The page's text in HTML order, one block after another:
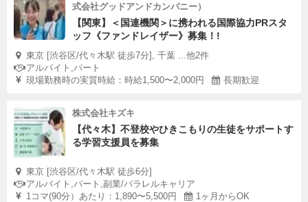
式会社グッドアンドカンパニー）
【関東】＜国連機関＞に携われる国際協力PRスタ
ッフ《ファンドレイザー》募集！!
東京 [渋谷区/代々木駅 徒歩7分], 千葉 ...他2件
アルバイト,パート
現場勤務時の実質時給：時給1,500〜2,000円
長期歓迎
株式会社キズキ
【代々木】不登校やひきこもりの生徒をサポートす
る学習支援員を募集
東京 [渋谷区/代々木駅 徒歩6分]
アルバイト,パート,副業/パラレルキャリア
1コマ(90分）あたり：1,890〜5,500円
1ヶ月からOK